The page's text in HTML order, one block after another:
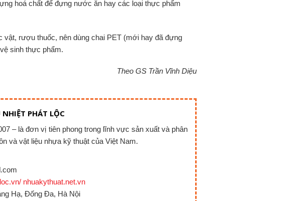
hoá chất để đựng nước ăn hay các loại thực phẩm
rượu thuốc, nên dùng chai PET (mới hay đã đựng
sinh thực phẩm.
Theo GS Trần Vĩnh Diệu
PHÁT LỘC
– là đơn vị tiên phong trong lĩnh vực sản xuất và phân
và vật liệu nhựa kỹ thuật của Việt Nam.
nhuakythuat.net.vn
Hạ, Đống Đa, Hà Nội